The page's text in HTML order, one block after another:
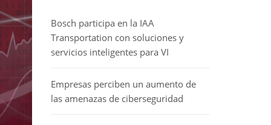
Bosch participa en la IAA
Transportation con soluciones y
servicios inteligentes para VI
Empresas perciben un aumento de
las amenazas de ciberseguridad